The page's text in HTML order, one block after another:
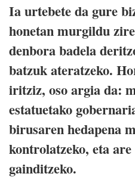
Ia urtebete da gure
honetan murgildu
denbora badela
batzuk ateratzeko.
iritziz, oso argia da:
estatuetako
birusaren hedapena
kontrolatzeko, eta
gainditzeko.